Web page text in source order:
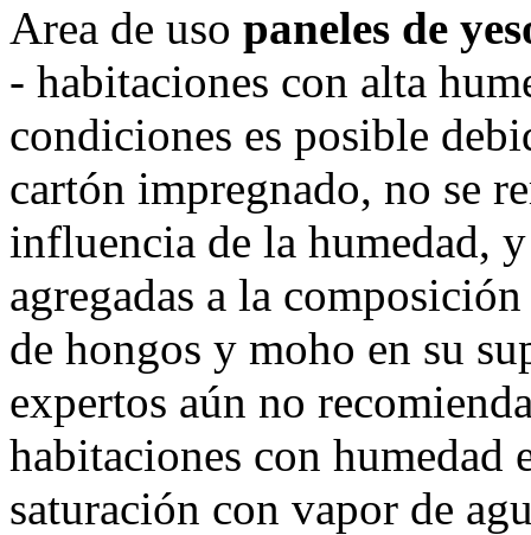
Area de uso paneles de
- habitaciones con alta
condiciones es posible
cartón impregnado, no se
influencia de la humedad,
agregadas a la
de hongos y moho en su
expertos aún no
habitaciones con humedad
saturación con vapor de